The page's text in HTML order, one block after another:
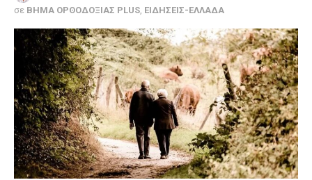
σε ΒΗΜΑ ΟΡΘΟΔΟΞΙΑΣ PLUS, ΕΙΔΗΣΕΙΣ-ΕΛΛΑΔΑ